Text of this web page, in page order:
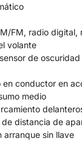
FM, radio
volante
de oscuridad
conductor en
medio
distancia de
arranque sin llave